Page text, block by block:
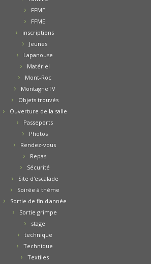
FFME
FFME
inscriptions
Jeunes
Lapanouse
Matériel
Mont-Roc
MontagneTV
Objets trouvés
Ouverture de la salle
Passeports
Photos
Rendez-vous
Repas
Sécurité
Site d'escalade
Soirée à thème
Sortie de fin d'année
Sortie grimpe
stage
technique
Technique
Textiles